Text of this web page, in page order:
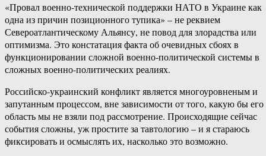
«Провал военно-технической поддержки НАТО в Украине как
одна из причин позиционного тупика» – не реквием
Североатлантическому Альянсу, не повод для злорадства или
оптимизма. Это констатация факта об очевидных сбоях в
функционировании сложной военно-политической системы в
сложных военно-политических реалиях.
Российско-украинский конфликт является многоуровненым и
запутанным процессом, вне зависимости от того, какую бы его
область мы не взяли под рассмотрение. Происходящие сейчас
события сложны, уж простите за тавтологию – и я стараюсь
фиксировать и осмыслять их, насколько это возможно.